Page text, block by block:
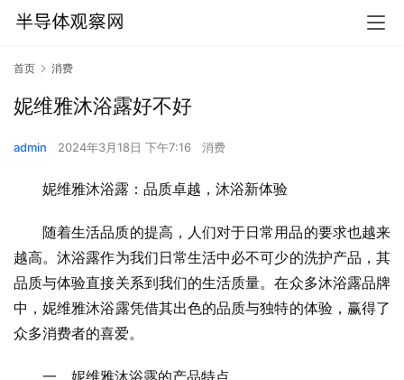
首页 消费
妮维雅沐浴露好不好
admin 2024年3月18日 下午7:16 消费
妮维雅沐浴露：品质卓越，沐浴新体验
随着生活品质的提高，人们对于日常用品的要求也越来
越高。沐浴露作为我们日常生活中必不可少的洗护产品，其
品质与体验直接关系到我们的生活质量。在众多沐浴露品牌
中，妮维雅沐浴露凭借其出色的品质与独特的体验，赢得了
众多消费者的喜爱。